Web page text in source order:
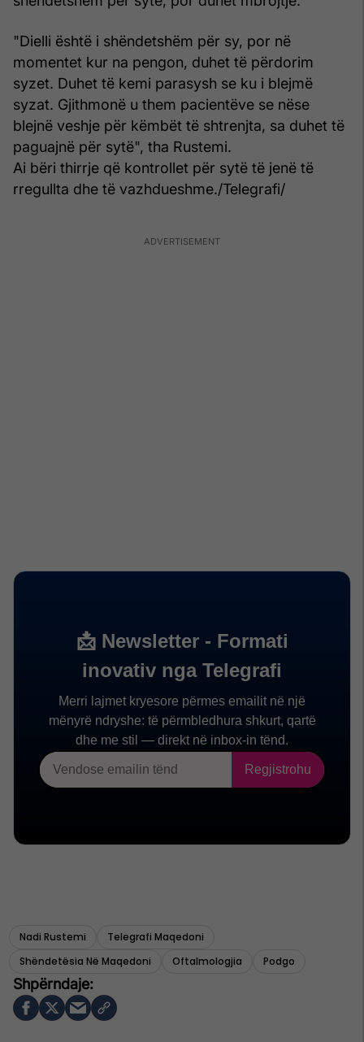
"Dielli është i shëndetshëm për sy, por në
momentet kur na pengon, duhet të përdorim
syzet. Duhet të kemi parasysh se ku i blejmë
syzat. Gjithmonë u them pacientëve se nëse
blejnë veshje për këmbët të shtrenjta, sa duhet të
paguajnë për sytë", tha Rustemi.
Ai bëri thirrje që kontrollet për sytë të jenë të
rregullta dhe të vazhdueshme./Telegrafi/
Nadi Rustemi
Telegrafi Maqedoni
Shëndetësia Në Maqedoni
Oftalmologjia Podgo